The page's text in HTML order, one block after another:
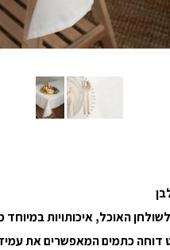
האוכל, איכותויות
כתמים המאפשרים את